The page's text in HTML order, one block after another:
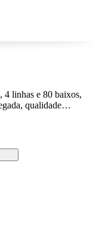
4 linhas e 80 baixos,
qualidade
que procuram o som de